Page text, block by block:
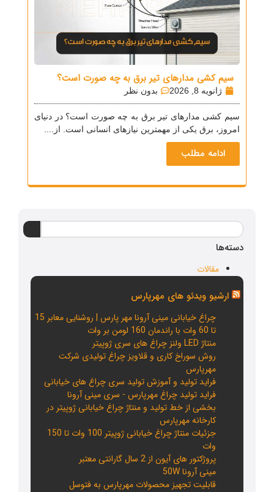
سیم کشی مدارهای تیر برق به چه صورت است؟
ژانویه 8, 2026 بدون نظر
سیم کشی مدارهای تیر برق به چه صورت است؟ در دنیای
امروز، برق یکی از مهمترین نیازهای انسانی است. از....
ادامه مطلب
دسته‌ها
مقالات
ارشیو ویدئو های مهرپارس
چراغ خیابانی مینی آرونا مهر پارس | روشنایی معابر 15
تا 60 وات با راندمان 160 لومن بر وات
منتاژ LED ولنز چراغ های سری ژوپیتر
روش سوراخ کاری و قلاویز چراغ تولیدی شرکت
مهرپارس
فراید تولید و آموزش تولید سری چراغ های خیابانی
فراید تولید چراغ مهرپارس - سری مینی آرونا
بخشی از خط تولید و منتاژ چراغ خیابانی ژوپیتر در
کارخانه مهرپارس
جزئیات منتاژ چراغ خیابانی ژوپیتر 100 وات تا 150
وات
پروژکتور های آیون از 2 سال گارانتی معتبر
مینی آرونا 50W
قابلیت تجهیز محصولات مهرپارس به فتوسل